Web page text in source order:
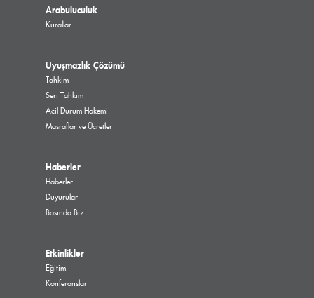
Arabuluculuk
Kurallar
Uyuşmazlık Çözümü
Tahkim
Seri Tahkim
Acil Durum Hakemi
Masraflar ve Ücretler
Haberler
Haberler
Duyurular
Basında Biz
Etkinlikler
Eğitim
Konferanslar